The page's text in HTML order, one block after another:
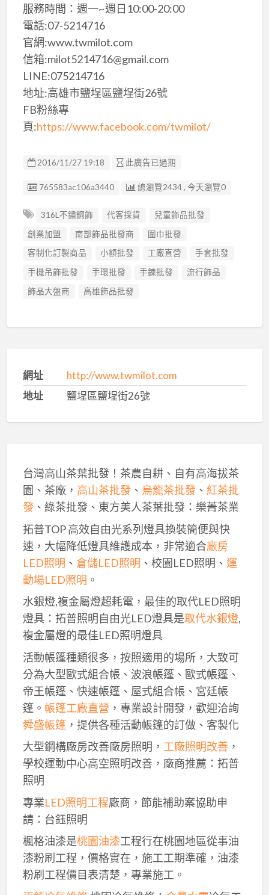
服務時間：週一~週日10:00-20:00
電話:07-5214716
官網:www.twmilot.com
信箱:milot5214716@gmail.com
LINE:075214716
地址:高雄市鹽埕區鹽埕街26號
FB粉絲專
頁:https://www.facebook.com/twmilot/
2016/11/27 19:18 此廣告已過期
廣告编號
765583ac106a3440 總瀏覽2434 , 今天瀏覽0
316L不鏽鋼飾 代客採貨
兒童飾品批發
創業加盟
南部飾品批發商
圍巾批發
客制化訂製商品
小額批發 工廠直營
手套批發
手機吊飾批發
手環批發 手鍊批發
流行飾品
飾品大盤商
高雄飾品批發
網址
http://www.twmilot.com
地址
鹽埕區鹽埕街26號
台灣高山茶葉批發！茶農自耕、自有高海拔茶
園、茶廠， 高山茶批發、 烏龍茶批發、 紅茶批
發、綠茶批發、東方美人茶葉批發：樂菁茶業
拓普TOP 高效自由光系列燈具換裝簡便與快
速，大幅降低燈具維護成本，非常適合廠房
LED照明 、 倉儲LED照明 、校園LED照明、 運
動場LED照明 。
水銀燈,複金屬燈超耗電，最佳的取代LED照明
燈具：拓普照明自由光LED燈具是取代水銀燈,
複金屬燈的最佳LED照明燈具
活動帳篷種類很多，按照適用的場所，大致可
分為大型歐式組合帳、波浪帳篷、歐式帳篷、
帝王帳篷、快速帳篷、屋式組合帳、宮廷帳
篷。 帳篷工廠直營 ，專業設計開發，歡迎洽詢
舜盛帳篷，提供各種活動帳篷的訂做、客製化
大型鋼構廠房改善廠房照明， 工廠照明改善，
學校運動中心高空照明改善，廠商推薦：拓普
照明
專業LED照明工程廠商，節能補助案協助申
請：台鈺照明
楓格油漆是桃園油漆工程行在桃園地區從事油
漆粉刷工程，價格實在，施工工期準確，油漆
粉刷工程價目表清楚，專業施工。